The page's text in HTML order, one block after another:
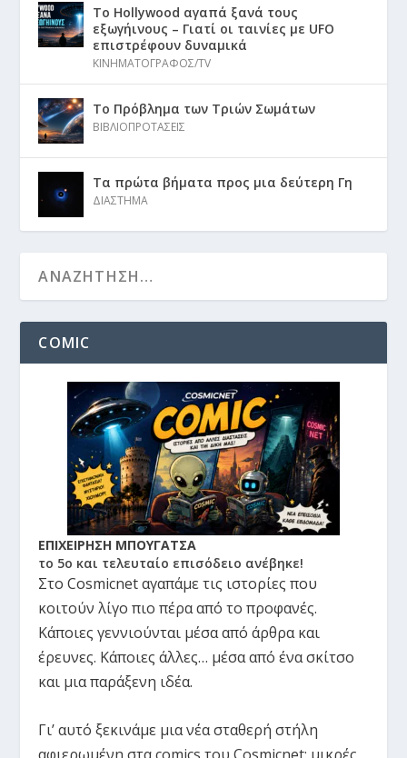
Το Hollywood αγαπά ξανά τους
εξωγήινους – Γιατί οι ταινίες με UFO
επιστρέφουν δυναμικά
ΚΙΝΗΜΑΤΟΓΡΑΦΟΣ/TV
Το Πρόβλημα των Τριών Σωμάτων
ΒΙΒΛΙΟΠΡΟΤΑΣΕΙΣ
Τα πρώτα βήματα προς μια δεύτερη Γη
ΔΙΑΣΤΗΜΑ
COMIC
ΕΠΙΧΕΙΡΗΣΗ ΜΠΟΥΓΑΤΣΑ
το 5ο και τελευταίο επισόδειο ανέβηκε!
Στο Cosmicnet αγαπάμε τις ιστορίες που
κοιτούν λίγο πιο πέρα από το προφανές.
Κάποιες γεννιούνται μέσα από άρθρα και
έρευνες. Κάποιες άλλες… μέσα από ένα σκίτσο
και μια παράξενη ιδέα.
Γι’ αυτό ξεκινάμε μια νέα σταθερή στήλη
αφιερωμένη στα comics του Cosmicnet: μικρές